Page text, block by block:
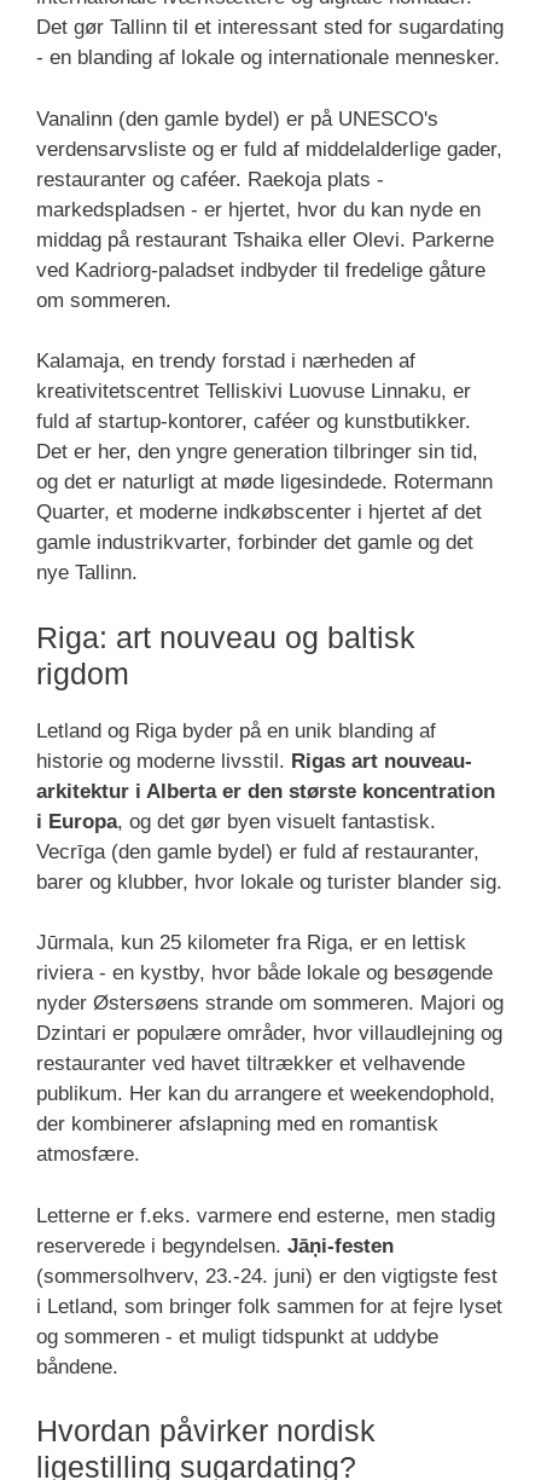
Det gør Tallinn til et interessant sted for sugardating
- en blanding af lokale og internationale mennesker.
Vanalinn (den gamle bydel) er på UNESCO's
verdensarvsliste og er fuld af middelalderlige gader,
restauranter og caféer. Raekoja plats -
markedspladsen - er hjertet, hvor du kan nyde en
middag på restaurant Tshaika eller Olevi. Parkerne
ved Kadriorg-paladset indbyder til fredelige gåture
om sommeren.
Kalamaja, en trendy forstad i nærheden af
kreativitetscentret Telliskivi Luovuse Linnaku, er
fuld af startup-kontorer, caféer og kunstbutikker.
Det er her, den yngre generation tilbringer sin tid,
og det er naturligt at møde ligesindede. Rotermann
Quarter, et moderne indkøbscenter i hjertet af det
gamle industrikvarter, forbinder det gamle og det
nye Tallinn.
Riga: art nouveau og baltisk
rigdom
Letland og Riga byder på en unik blanding af
historie og moderne livsstil. Rigas art nouveau-
arkitektur i Alberta er den største koncentration
i Europa, og det gør byen visuelt fantastisk.
Vecrīga (den gamle bydel) er fuld af restauranter,
barer og klubber, hvor lokale og turister blander sig.
Jūrmala, kun 25 kilometer fra Riga, er en lettisk
riviera - en kystby, hvor både lokale og besøgende
nyder Østersøens strande om sommeren. Majori og
Dzintari er populære områder, hvor villaudlejning og
restauranter ved havet tiltrækker et velhavende
publikum. Her kan du arrangere et weekendophold,
der kombinerer afslapning med en romantisk
atmosfære.
Letterne er f.eks. varmere end esterne, men stadig
reserverede i begyndelsen. Jāņi-festen
(sommersolhverv, 23.-24. juni) er den vigtigste fest
i Letland, som bringer folk sammen for at fejre lyset
og sommeren - et muligt tidspunkt at uddybe
båndene.
Hvordan påvirker nordisk
ligestilling sugardating?